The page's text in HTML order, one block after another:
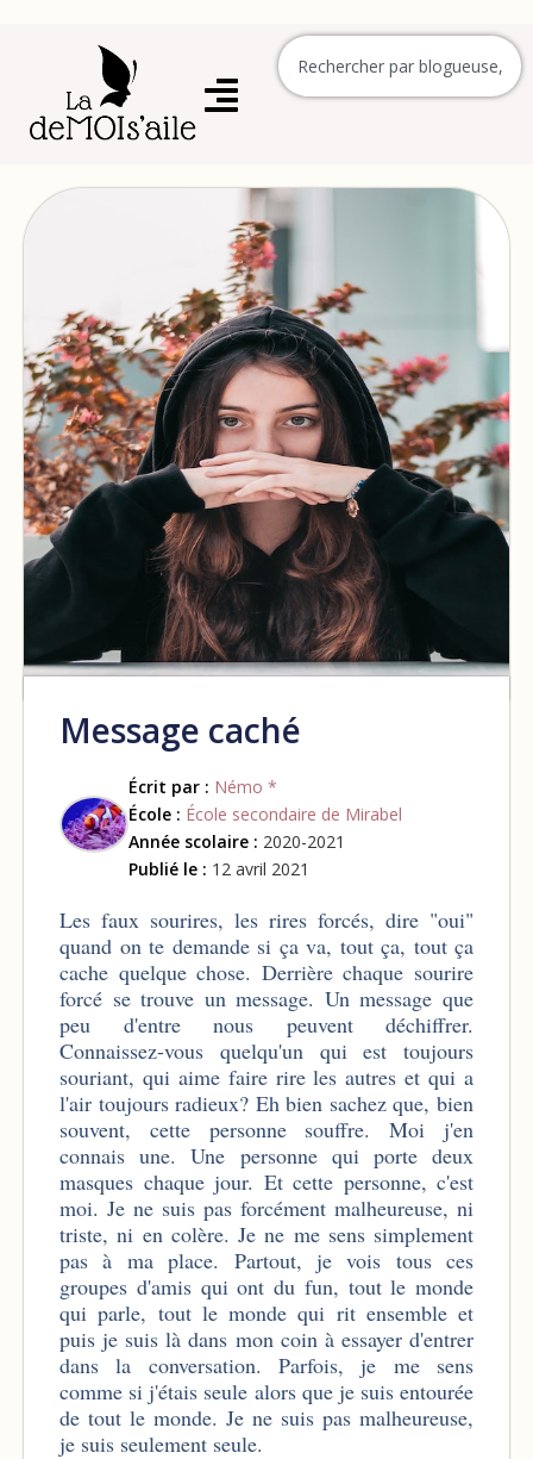
Message caché
Écrit par : Némo *
École : École secondaire de Mirabel
Année scolaire : 2020-2021
Publié le : 12 avril 2021
Les faux sourires, les rires forcés, dire "oui"
quand on te demande si ça va, tout ça, tout ça
cache quelque chose. Derrière chaque sourire
forcé se trouve un message. Un message que
peu d'entre nous peuvent déchiffrer.
Connaissez-vous quelqu'un qui est toujours
souriant, qui aime faire rire les autres et qui a
l'air toujours radieux? Eh bien sachez que, bien
souvent, cette personne souffre. Moi j'en
connais une. Une personne qui porte deux
masques chaque jour. Et cette personne, c'est
moi. Je ne suis pas forcément malheureuse, ni
triste, ni en colère. Je ne me sens simplement
pas à ma place. Partout, je vois tous ces
groupes d'amis qui ont du fun, tout le monde
qui parle, tout le monde qui rit ensemble et
puis je suis là dans mon coin à essayer d'entrer
dans la conversation. Parfois, je me sens
comme si j'étais seule alors que je suis entourée
de tout le monde. Je ne suis pas malheureuse,
je suis seulement seule.